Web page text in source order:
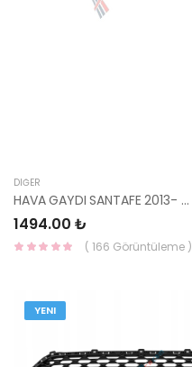
DIĞER
HAVA GAYDI SANTAFE 2013- 29134-2W000-HMC
1494.00 ₺
( 166 Görüntüleme )
YENI